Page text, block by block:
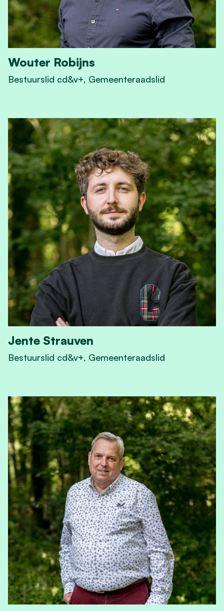
Wouter Robijns
Bestuurslid cd&v+, Gemeenteraadslid
Jente Strauven
Bestuurslid cd&v+, Gemeenteraadslid